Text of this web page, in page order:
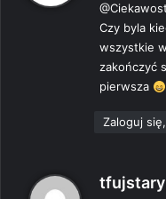
Czy byla
wszystkie
zakończyć
pierwsza
Zaloguj